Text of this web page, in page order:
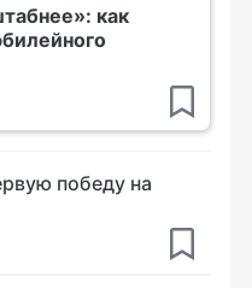
как
победу на